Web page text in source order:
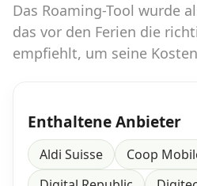
Das Roaming-Tool wurde
das vor den Ferien die
empfiehlt, um seine
Enthaltene Anbieter
Aldi Suisse Coop